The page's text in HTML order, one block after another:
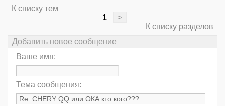
К списку тем
1
>
К списку разделов
Добавить новое сообщение
Ваше имя:
Тема сообщения: